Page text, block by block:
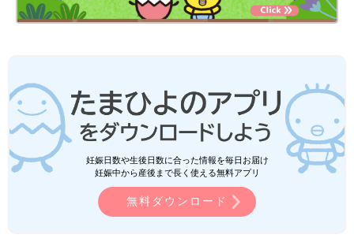
妊娠日数や生後日数に合った情報を毎日お届け
妊娠中から産後まで長く使える無料アプリ
無料ダウンロード